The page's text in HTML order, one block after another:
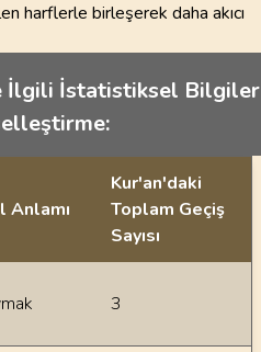
İlgili İstatistiksel Bilgiler
Anlamı
Kur'an'daki
Toplam Geçiş
Sayısı
3